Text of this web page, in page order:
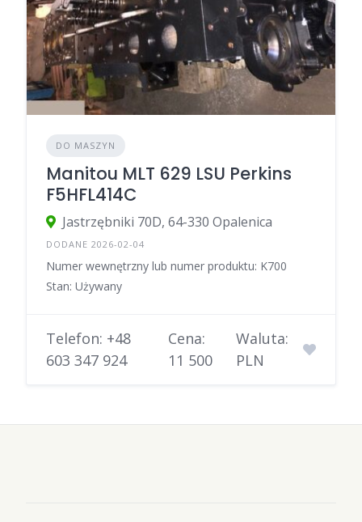
DO MASZYN
Manitou MLT 629 LSU Perkins
F5HFL414C
Jastrzębniki 70D, 64-330 Opalenica
DODANE 2026-02-04
Numer wewnętrzny lub numer produktu: K700
Stan: Używany
Telefon: +48
603 347 924
Cena:
11 500
Waluta:
PLN